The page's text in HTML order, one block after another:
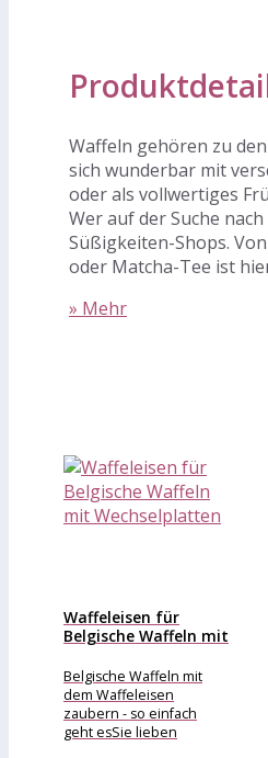
Waffeln gehören zu
sich wunderbar mit
oder als vollwertiges
Wer auf der Suche
Süßigkeiten-Shops.
oder Matcha-Tee ist
» Mehr
Waffeleisen für
Belgische Waffeln mit
Belgische Waffeln mit
dem Waffeleisen
zaubern - so einfach
geht esSie lieben